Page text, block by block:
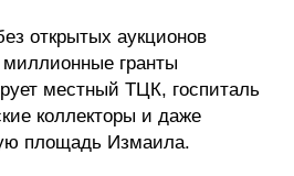
открытых аукционов
гранты
местный ТЦК, госпиталь
коллекторы и даже
площадь Измаила.